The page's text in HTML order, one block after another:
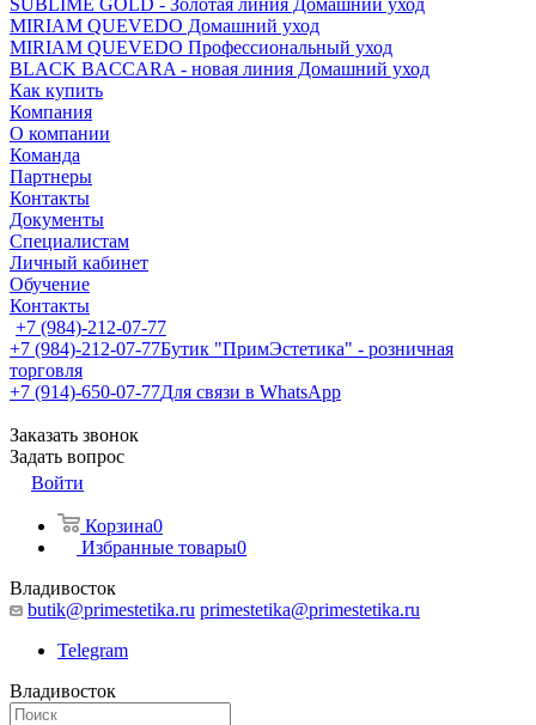
SUBLIME GOLD - Золотая линия Домашний уход
MIRIAM QUEVEDO Домашний уход
MIRIAM QUEVEDO Профессиональный уход
BLACK BACCARA - новая линия Домашний уход
Как купить
Компания
О компании
Команда
Партнеры
Контакты
Документы
Специалистам
Личный кабинет
Обучение
Контакты
+7 (984)-212-07-77
+7 (984)-212-07-77Бутик "ПримЭстетика" - розничная
торговля
+7 (914)-650-07-77Для связи в WhatsApp
Заказать звонок
Задать вопрос
Войти
Корзина0
Избранные товары0
Владивосток
butik@primestetika.ru primestetika@primestetika.ru
Telegram
Владивосток